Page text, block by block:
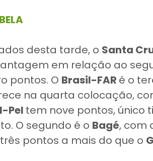
desta tarde, o Santa
em relação ao
pontos. O Brasil-FAR é o
na quarta colocação,
Pel tem nove pontos, único
O segundo é o Bagé, com
pontos a mais do que o